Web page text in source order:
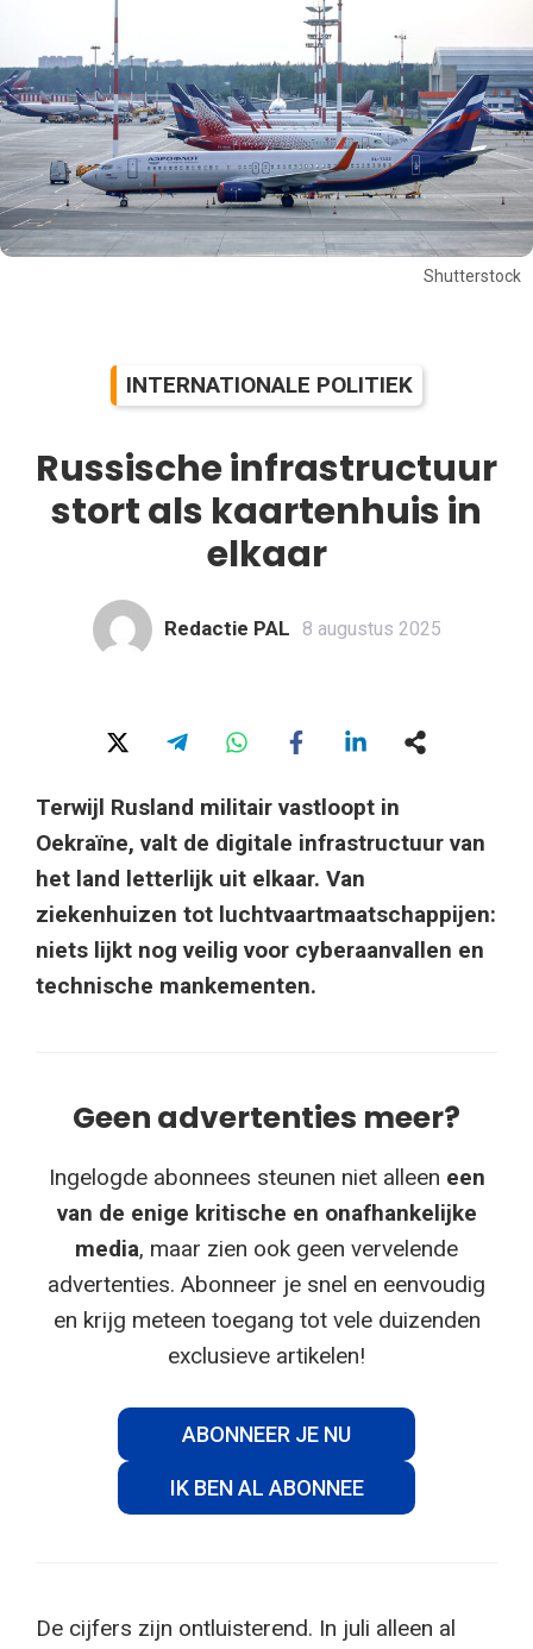
Shutterstock
INTERNATIONALE POLITIEK
Russische infrastructuur
stort als kaartenhuis in
elkaar
Redactie PAL 8 augustus 2025
Terwijl Rusland militair vastloopt in
Oekraïne, valt de digitale infrastructuur van
het land letterlijk uit elkaar. Van
ziekenhuizen tot luchtvaartmaatschappijen:
niets lijkt nog veilig voor cyberaanvallen en
technische mankementen.
Geen advertenties meer?
Ingelogde abonnees steunen niet alleen een
van de enige kritische en onafhankelijke
media, maar zien ook geen vervelende
advertenties. Abonneer je snel en eenvoudig
en krijg meteen toegang tot vele duizenden
exclusieve artikelen!
ABONNEER JE NU
IK BEN AL ABONNEE
De cijfers zijn ontluisterend. In juli alleen al